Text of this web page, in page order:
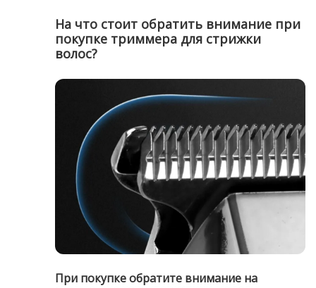
На что стоит обратить внимание при
покупке триммера для стрижки
волос?
При покупке обратите внимание на